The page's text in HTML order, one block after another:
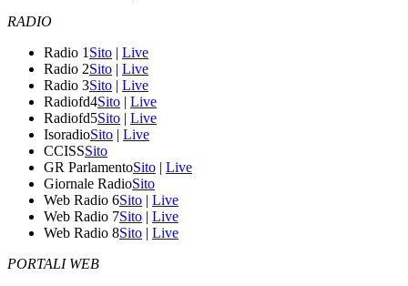
RADIO
Radio 1 Sito | Live
Radio 2Sito | Live
Radio 3Sito | Live
Radiofd4Sito | Live
Radiofd5Sito | Live
IsoradioSito | Live
CCISSSito
GR ParlamentoSito | Live
Giornale RadioSito
Web Radio 6Sito | Live
Web Radio 7Sito | Live
Web Radio 8Sito | Live
PORTALI WEB